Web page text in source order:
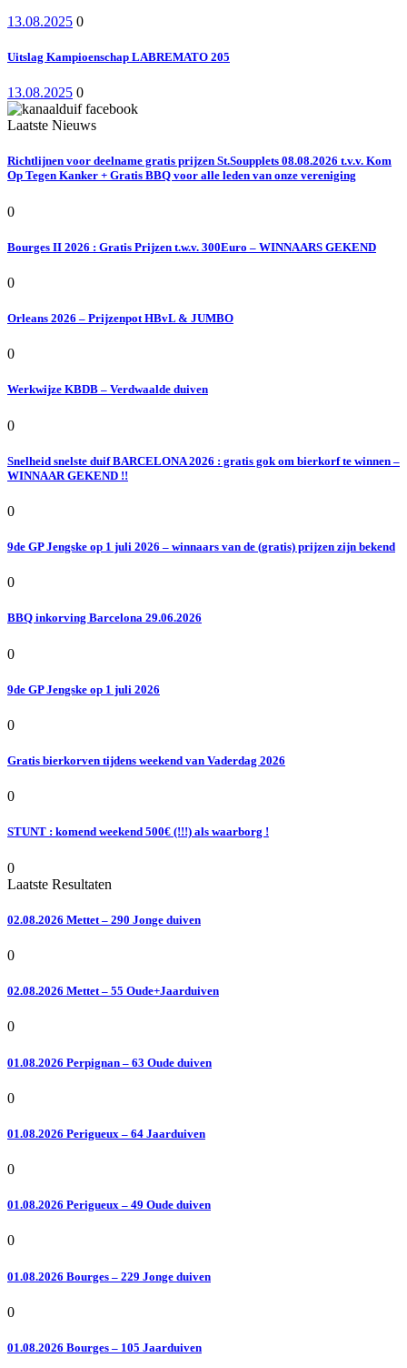
13.08.2025 0
Uitslag Kampioenschap LABREMATO 205
13.08.2025 0
Laatste Nieuws
Richtlijnen voor deelname gratis prijzen St.Soupplets 08.08.2026 t.v.v. Kom
Op Tegen Kanker + Gratis BBQ voor alle leden van onze vereniging
0
Bourges II 2026 : Gratis Prijzen t.w.v. 300Euro – WINNAARS GEKEND
0
Orleans 2026 – Prijzenpot HBvL & JUMBO
0
Werkwijze KBDB – Verdwaalde duiven
0
Snelheid snelste duif BARCELONA 2026 : gratis gok om bierkorf te winnen –
WINNAAR GEKEND !!
0
9de GP Jengske op 1 juli 2026 – winnaars van de (gratis) prijzen zijn bekend
0
BBQ inkorving Barcelona 29.06.2026
0
9de GP Jengske op 1 juli 2026
0
Gratis bierkorven tijdens weekend van Vaderdag 2026
0
STUNT : komend weekend 500€ (!!!) als waarborg !
0
Laatste Resultaten
02.08.2026 Mettet – 290 Jonge duiven
0
02.08.2026 Mettet – 55 Oude+Jaarduiven
0
01.08.2026 Perpignan – 63 Oude duiven
0
01.08.2026 Perigueux – 64 Jaarduiven
0
01.08.2026 Perigueux – 49 Oude duiven
0
01.08.2026 Bourges – 229 Jonge duiven
0
01.08.2026 Bourges – 105 Jaarduiven